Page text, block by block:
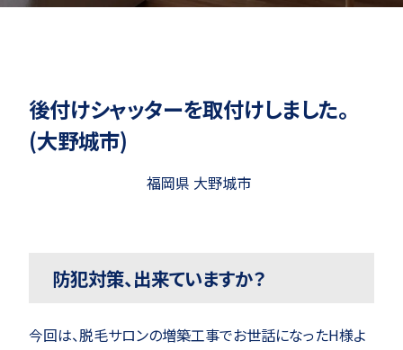
後付けシャッターを取付けしました。
(大野城市)
福岡県 大野城市
防犯対策、出来ていますか？
今回は、脱毛サロンの増築工事でお世話になったH様よ